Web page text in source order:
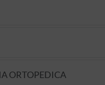
ORTOPEDICA